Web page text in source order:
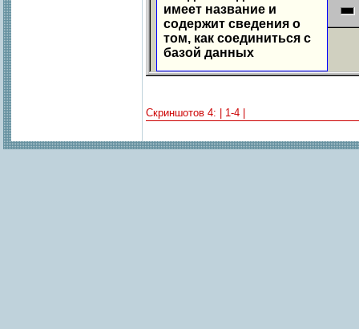
имеет название и
содержит сведения о
том, как соединиться с
базой данных
Скриншотов 4: | 1-4 |